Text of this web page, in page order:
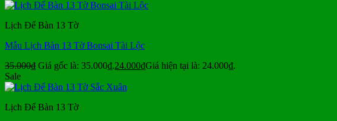
Lịch Để Bàn 13 Tờ
Mẫu Lịch Bàn 13 Tờ Bonsai Tài Lộc
35.000₫ Giá gốc là: 35.000₫.24.000₫Giá hiện tại là: 24.000₫.
Sale
Lịch Để Bàn 13 Tờ